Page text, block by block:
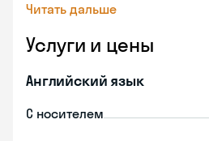
Читать дальше
Услуги и цены
Английский язык
С носителем